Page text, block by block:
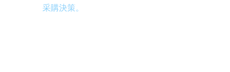
采購決策。